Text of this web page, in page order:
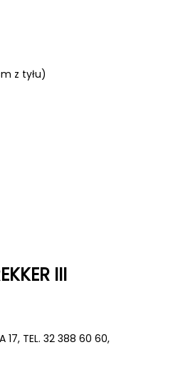
z tyłu)
na warunki atmosferyczne i
III
17, TEL. 32 388 60 60,